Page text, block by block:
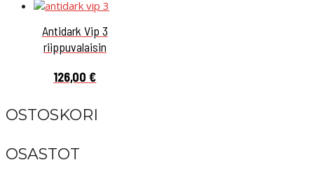
Antidark Vip 3
riippuvalaisin
126,00€
OSTOSKORI
OSASTOT